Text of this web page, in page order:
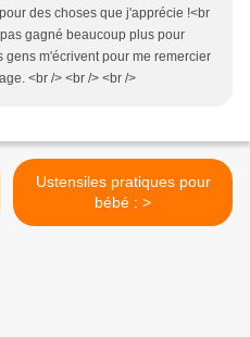
des choses que j'apprécie !<br
gagné beaucoup plus pour
gens m'écrivent pour me remercier
<br /> <br /> <br />
Ustensiles pratiques pour
bébé : >